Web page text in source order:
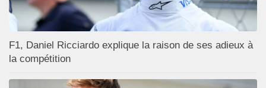
F1, Daniel Ricciardo explique la raison de ses adieux à
la compétition